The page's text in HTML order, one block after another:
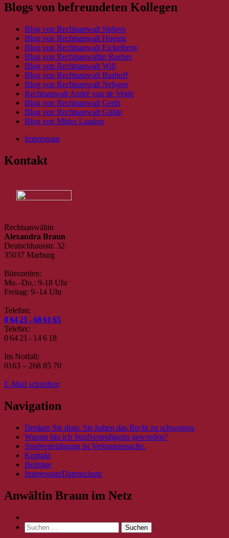
Blogs von befreundeten Kollegen
Blog von Rechtsanwalt Siebers
Blog von Rechtsanwalt Hoenig
Blog von Rechtsanwalt Eickelberg
Blog von Rechtsanwältin Rueber
Blog von Rechtsanwalt Will
Blog von Rechtsanwalt Burhoff
Blog von Rechtsanwalt Nebgen
Rechtsanwalt André van de Velde
Blog von Rechtsanwalt Gerth
Blog von Rechtsanwalt Göhle
Blog von Mirko Laudon
Impressum
Kontakt
Rechtsanwältin
Alexandra Braun
Deutschhausstr. 32
35037 Marburg
Bürozeiten:
Mo.–Do.: 9-18 Uhr
Freitag: 9–14 Uhr
Telefon:
0 64 21 - 68 61 65
Telefax:
0 64 21 - 14 6 18
Im Notfall:
0163 – 268 85 70
E-Mail schreiben
Navigation
Denken Sie dran: Sie haben das Recht zu schweigen
Warum bin ich Strafverteidigerin geworden?
Strafverteidigung ist Vertrauenssache.
Kontakt
Beiträge
Impressum/Datenschutz
Anwältin Braun im Netz
Suche
nach: